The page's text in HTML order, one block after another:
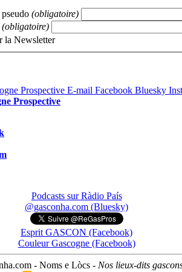
(obligatoire)
(obligatoire)
la Newsletter
Prospective
Podcasts sur Ràdio País
@gasconha.com (Bluesky)
Esprit GASCON (Facebook)
Couleur Gascogne (Facebook)
- Noms e Lòcs - Nos lieux-dits